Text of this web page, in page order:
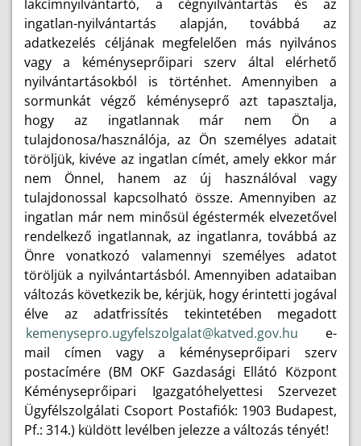
lakcímnyilvántartó, a cégnyilvántartás és az
ingatlan-nyilvántartás alapján, továbbá az
adatkezelés céljának megfelelően más nyilvános
vagy a kéményseprőipari szerv által elérhető
nyilvántartásokból is történhet. Amennyiben a
sormunkát végző kéményseprő azt tapasztalja,
hogy az ingatlannak már nem Ön a
tulajdonosa/használója, az Ön személyes adatait
töröljük, kivéve az ingatlan címét, amely ekkor már
nem Önnel, hanem az új használóval vagy
tulajdonossal kapcsolható össze. Amennyiben az
ingatlan már nem minősül égéstermék elvezetővel
rendelkező ingatlannak, az ingatlanra, továbbá az
Önre vonatkozó valamennyi személyes adatot
töröljük a nyilvántartásból. Amennyiben adataiban
változás következik be, kérjük, hogy érintetti jogával
élve az adatfrissítés tekintetében megadott
kemenysepro.ugyfelszolgalat@katved.gov.hu
e-
mail címen vagy a kéményseprőipari szerv
postacímére (BM OKF Gazdasági Ellátó Központ
Kéményseprőipari Igazgatóhelyettesi Szervezet
Ügyfélszolgálati Csoport Postafiók: 1903 Budapest,
Pf.: 314.) küldött levélben jelezze a változás tényét!